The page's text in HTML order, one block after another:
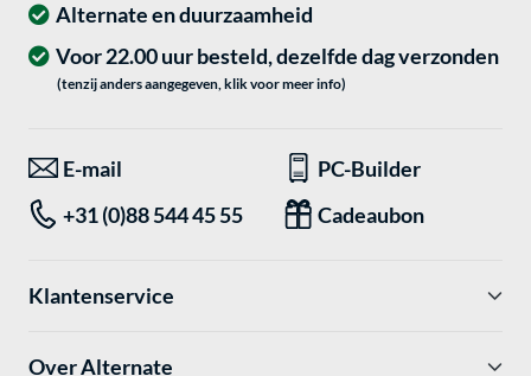
Alternate en duurzaamheid
Voor 22.00 uur besteld, dezelfde dag verzonden
(tenzij anders aangegeven, klik voor meer info)
E-mail
PC-Builder
+31 (0)88 544 45 55
Cadeaubon
Klantenservice
Over Alternate